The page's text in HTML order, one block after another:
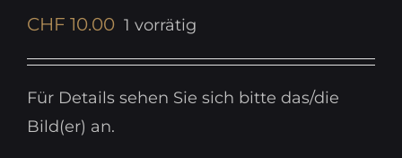
CHF 10.00 1 vorrätig
Für Details sehen Sie sich bitte das/die
Bild(er) an.